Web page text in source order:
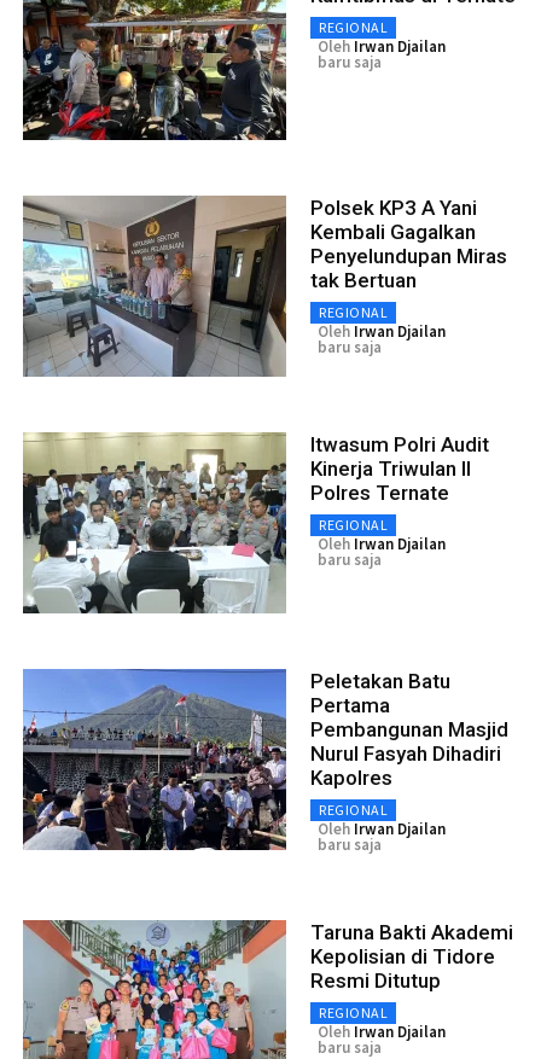
REGIONAL
Oleh Irwan Djailan
baru saja
Polsek KP3 A Yani
Kembali Gagalkan
Penyelundupan Miras
tak Bertuan
REGIONAL
Oleh Irwan Djailan
baru saja
Itwasum Polri Audit
Kinerja Triwulan II
Polres Ternate
REGIONAL
Oleh Irwan Djailan
baru saja
Peletakan Batu
Pertama
Pembangunan Masjid
Nurul Fasyah Dihadiri
Kapolres
REGIONAL
Oleh Irwan Djailan
baru saja
Taruna Bakti Akademi
Kepolisian di Tidore
Resmi Ditutup
REGIONAL
Oleh Irwan Djailan
baru saja